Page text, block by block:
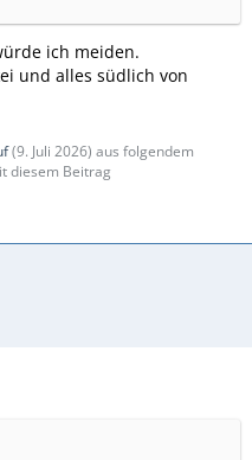
ich meiden.
und alles südlich von
(9. Juli 2026) aus folgendem
diesem Beitrag